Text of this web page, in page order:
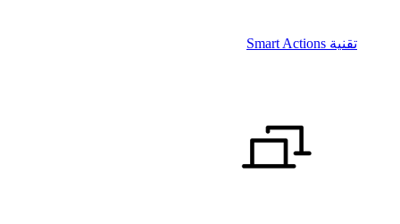
تقنية Smart Actions